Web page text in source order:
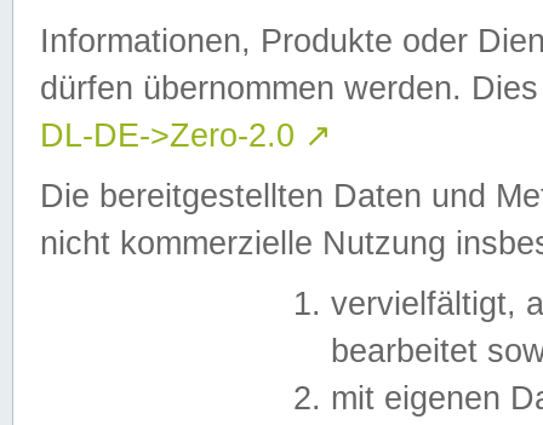
Informationen, Produkte oder
dürfen übernommen werden.
DL-DE->Zero-2.0 ↗
Die bereitgestellten Daten und
nicht kommerzielle Nutzung
vervielfältigt,
bearbeitet
mit eigenen